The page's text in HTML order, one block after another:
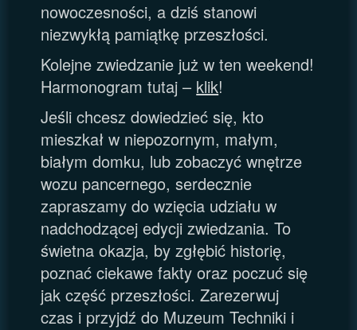
nowoczesności, a dziś stanowi
niezwykłą pamiątkę przeszłości.
Kolejne zwiedzanie już w ten weekend!
Harmonogram tutaj – klik!
Jeśli chcesz dowiedzieć się, kto
mieszkał w niepozornym, małym,
białym domku, lub zobaczyć wnętrze
wozu pancernego, serdecznie
zapraszamy do wzięcia udziału w
nadchodzącej edycji zwiedzania. To
świetna okazja, by zgłębić historię,
poznać ciekawe fakty oraz poczuć się
jak część przeszłości. Zarezerwuj
czas i przyjdź do Muzeum Techniki i